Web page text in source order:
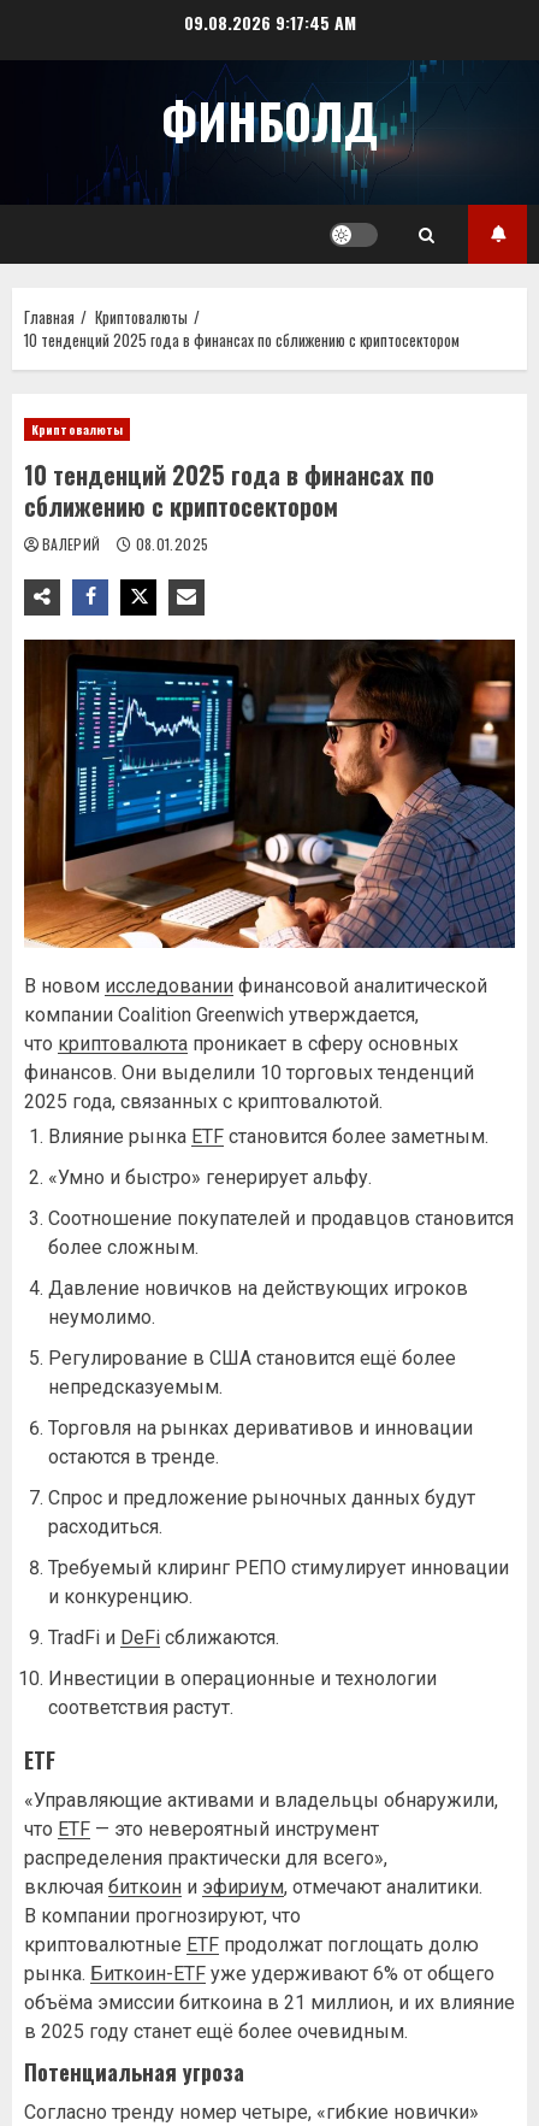
09.08.2026 9:17:45 AM
ФИНБОЛД
Главная
Криптовалюты
10 тенденций 2025 года в финансах по сближению с криптосектором
Криптовалюты
10 тенденций 2025 года в финансах по
сближению с криптосектором
ВАЛЕРИЙ 08.01.2025
В новом исследовании финансовой аналитической
компании Coalition Greenwich утверждается,
что криптовалюта проникает в сферу основных
финансов. Они выделили 10 торговых тенденций
2025 года, связанных с криптовалютой.
Влияние рынка ETF становится более заметным.
«Умно и быстро» генерирует альфу.
Соотношение покупателей и продавцов становится
более сложным.
Давление новичков на действующих игроков
неумолимо.
Регулирование в США становится ещё более
непредсказуемым.
Торговля на рынках деривативов и инновации
остаются в тренде.
Спрос и предложение рыночных данных будут
расходиться.
Требуемый клиринг РЕПО стимулирует инновации
и конкуренцию.
TradFi и DeFi сближаются.
Инвестиции в операционные и технологии
соответствия растут.
ETF
«Управляющие активами и владельцы обнаружили,
что ETF — это невероятный инструмент
распределения практически для всего»,
включая биткоин и эфириум, отмечают аналитики.
В компании прогнозируют, что
криптовалютные ETF продолжат поглощать долю
рынка. Биткоин-ETF уже удерживают 6% от общего
объёма эмиссии биткоина в 21 миллион, и их влияние
в 2025 году станет ещё более очевидным.
Потенциальная угроза
Согласно тренду номер четыре, «гибкие новички»